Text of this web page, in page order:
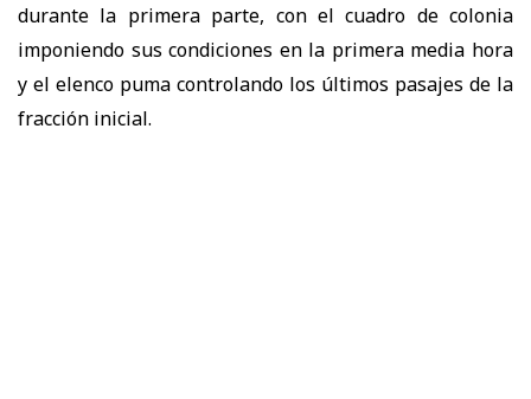
durante la primera parte, con el cuadro de colonia
imponiendo sus condiciones en la primera media hora
y el elenco puma controlando los últimos pasajes de la
fracción inicial.